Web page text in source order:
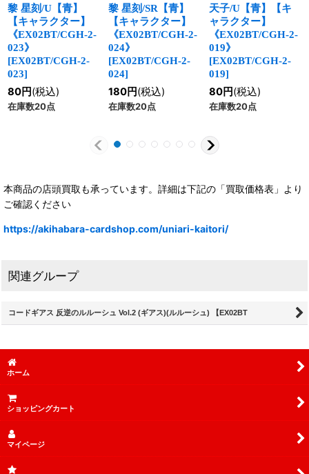
黎 星刻/U【青】
【キャラクター】
《EX02BT/CGH-2-
023》
[EX02BT/CGH-2-
023]
80円(税込)
在庫数20点
黎 星刻/SR【青】
【キャラクター】
《EX02BT/CGH-2-
024》
[EX02BT/CGH-2-
024]
180円(税込)
在庫数20点
天子/U【青】【キ
ャラクター】
《EX02BT/CGH-2-
019》
[EX02BT/CGH-2-
019]
80円(税込)
在庫数20点
本商品の店頭買取も承っています。詳細は下記の「買取価格表」より
ご確認ください
https://akihabara-cardshop.com/uniari-kaitori/
関連グループ
コードギアス 反逆のルルーシュ Vol.2 (ギアス)(ルルーシュ) 【EX02BT
ホーム
ショッピングカート
マイページ